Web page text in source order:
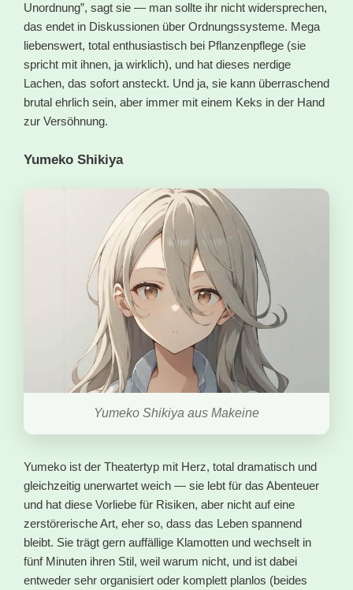
Unordnung”, sagt sie — man sollte ihr nicht widersprechen,
das endet in Diskussionen über Ordnungssysteme. Mega
liebenswert, total enthusiastisch bei Pflanzenpflege (sie
spricht mit ihnen, ja wirklich), und hat dieses nerdige
Lachen, das sofort ansteckt. Und ja, sie kann überraschend
brutal ehrlich sein, aber immer mit einem Keks in der Hand
zur Versöhnung.
Yumeko Shikiya
Yumeko Shikiya aus Makeine
Yumeko ist der Theatertyp mit Herz, total dramatisch und
gleichzeitig unerwartet weich — sie lebt für das Abenteuer
und hat diese Vorliebe für Risiken, aber nicht auf eine
zerstörerische Art, eher so, dass das Leben spannend
bleibt. Sie trägt gern auffällige Klamotten und wechselt in
fünf Minuten ihren Stil, weil warum nicht, und ist dabei
entweder sehr organisiert oder komplett planlos (beides